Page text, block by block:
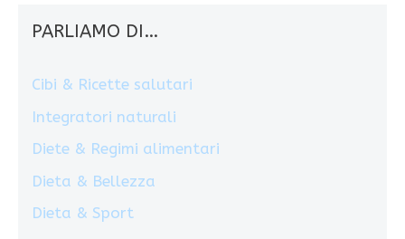
PARLIAMO DI…
Cibi & Ricette salutari
Integratori naturali
Diete & Regimi alimentari
Dieta & Bellezza
Dieta & Sport